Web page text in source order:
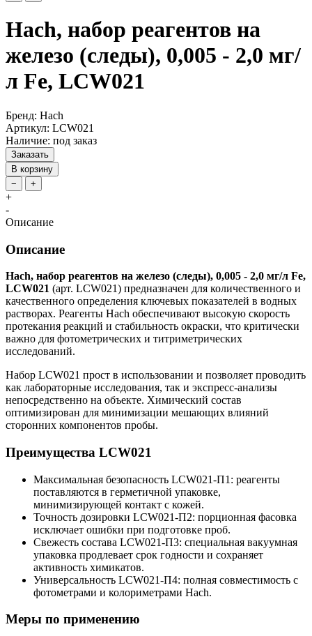
Hach, набор реагентов на
железо (следы), 0,005 - 2,0 мг/
л Fe, LCW021
Бренд: Hach
Артикул: LCW021
Наличие: под заказ
Заказать
В корзину
−
+
+
-
Описание
Описание
Hach, набор реагентов на железо (следы), 0,005 - 2,0 мг/л Fe,
LCW021 (арт. LCW021) предназначен для количественного и
качественного определения ключевых показателей в водных
растворах. Реагенты Hach обеспечивают высокую скорость
протекания реакций и стабильность окраски, что критически
важно для фотометрических и титриметрических
исследований.
Набор LCW021 прост в использовании и позволяет проводить
как лабораторные исследования, так и экспресс-анализы
непосредственно на объекте. Химический состав
оптимизирован для минимизации мешающих влияний
сторонних компонентов пробы.
Преимущества LCW021
Максимальная безопасность LCW021-П1: реагенты
поставляются в герметичной упаковке,
минимизирующей контакт с кожей.
Точность дозировки LCW021-П2: порционная фасовка
исключает ошибки при подготовке проб.
Свежесть состава LCW021-П3: специальная вакуумная
упаковка продлевает срок годности и сохраняет
активность химикатов.
Универсальность LCW021-П4: полная совместимость с
фотометрами и колориметрами Hach.
Меры по применению